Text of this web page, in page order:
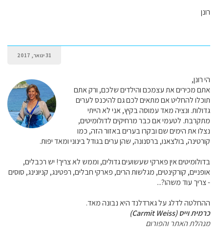
רונן
31 ינואר, 2017
הי רונן,
אתם מכירים את עצמכם והילדים שלכם, ורק אתם
תוכלו להחליט אם מתאים לכם גם להיכנס לערים
גדולות. ונציה מאד עמוסה בקיץ, אני לא הייתי
מתקרבת. לטעמי אם כבר מרחיקים לדולומיטים,
נצלו את הימים שם ובקרו בערים באזור הזה, כמו
קורטינה, בולצאנו, ברסנונה, שהן ערים בגודל בינוני ומאד יפות.
בדולומיטים אין פארקי שעשועים גדולים, וממש לא צריך! יש רכבלים,
אופניים, קורקינטים, מגלשות הרים, פארקי חבלים, רפטינג, קניונינג, סוסים
- צריך עוד משהו?...
ההחלטה לדלג על גארדלנד היא נבונה מאד.
כרמית וייס (Carmit Weiss)
מנהלת האתר והפורום